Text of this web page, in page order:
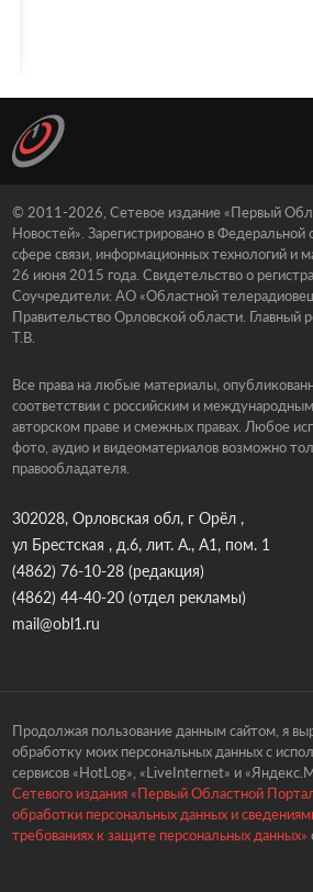
© 2011-2026, Сетевое издание «Первый
Новостей». Зарегистрировано в
сфере связи, информационных технологий и
26 июня 2015 года. Свидетельство о
Соучредители: АО «Областной
Правительство Орловской области. Главный
Т.В.
Все права на любые материалы,
соответствии с российским и
авторском праве и смежных правах. Любое
фото, аудио и видеоматериалов возможно
правообладателя.
302028, Орловская обл, г Орёл ,
ул Брестская , д.6, лит. А., А1, пом. 1
(4862) 76-10-28(редакция)
(4862) 44-40-20(отдел рекламы)
mail@obl1.ru
Продолжая пользование данным сайтом, я
обработку моих персональных данных с
сервисов «HotLog», «LiveInternet» и
Сетевого издания «Первый Областной
обработки персональных данных и
требованиях к защите персональных данных»